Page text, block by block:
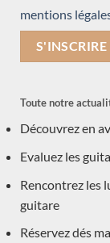
Miro Migliorini
Masura Kohno
Dominik Wurth
Keijo Korelin
Kim Lissarrague
Rafal Turkowiac
Dominique Field
Gregory Byers
mentions
Toute notre
Découvrez en
Evaluez les
Rencontrez les
guitare
Réservez dés